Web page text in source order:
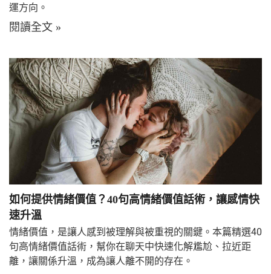
運方向。
閱讀全文 »
如何提供情緒價值？40句高情緒價值話術，讓感情快
速升溫
情緒價值，是讓人感到被理解與被重視的關鍵。本篇精選40
句高情緒價值話術，幫你在聊天中快速化解尷尬、拉近距
離，讓關係升溫，成為讓人離不開的存在。